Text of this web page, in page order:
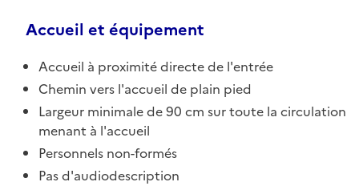
Accueil et équipement
Accueil à proximité directe de l'entrée
Chemin vers l'accueil de plain pied
Largeur minimale de 90 cm sur toute la circulation
menant à l'accueil
Personnels non-formés
Pas d'audiodescription